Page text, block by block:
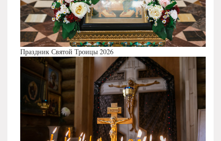
Праздник Святой Троицы 2026